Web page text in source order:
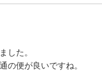
した。
の便が良いですね。